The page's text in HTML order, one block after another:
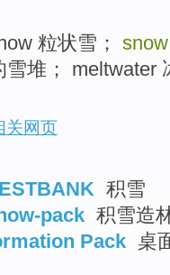
粒状雪；
雪堆； meltwater
关网页
积雪
pack 积雪造
Pack 桌